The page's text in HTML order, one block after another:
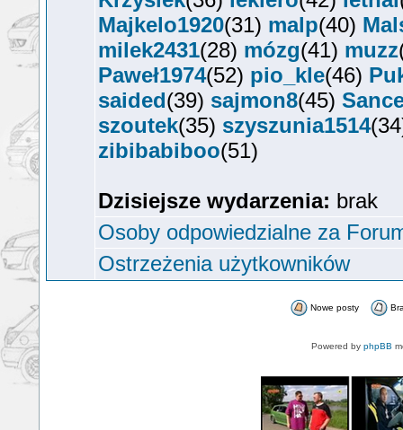
Majkelo1920(31) malp(40)
milek2431(28) mózg(41) muzz
Paweł1974(52) pio_kle(46)
saided(39) sajmon8(45)
szoutek(35) szyszunia1514
zibibabiboo(51)
Dzisiejsze wydarzenia: brak
Osoby odpowiedzialne za
Ostrzeżenia użytkowników
Nowe posty
Powered by phpBB